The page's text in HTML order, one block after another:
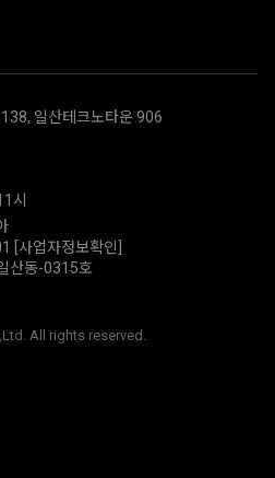
일산테크노타운 906
시
[사업자정보확인]
산동-0315호
All rights reserved.